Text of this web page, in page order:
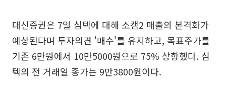
대신증권은 7일 심텍에 대해 소캠2 매출의 본격화가
예상된다며 투자의견 '매수'를 유지하고, 목표주가를
기존 6만원에서 10만5000원으로 75% 상향했다. 심
텍의 전 거래일 종가는 9만3800원이다.